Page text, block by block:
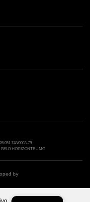
0003-79
HORIZONTE - MG
by